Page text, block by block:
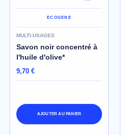
ECOGENE
MULTI-USAGES
Savon noir concentré à
l'huile d'olive*
9,70 €
AJOUTER AU PANIER